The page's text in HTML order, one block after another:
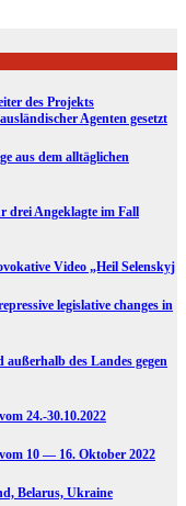
des Projekts
Agenten gesetzt
aus dem alltäglichen
drei Angeklagte im Fall
Video „Heil Selenskyj
legislative changes in
des Landes gegen
24.-30.10.2022
10 — 16. Oktober 2022
Belarus, Ukraine